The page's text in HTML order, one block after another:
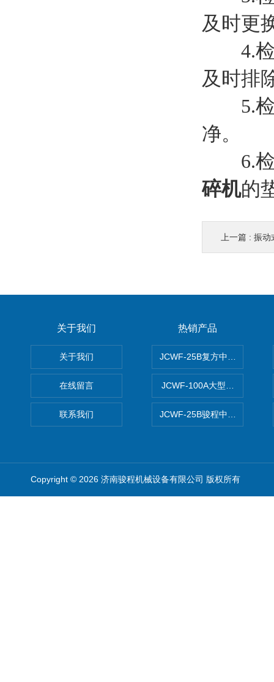
及时更
4.检
及时排
5.检
净。
6.检
碎机的
上一篇 : 振动
关于我们
关于我们
在线留言
联系我们
热销产品
JCWF-25B复方中药材超微粉
JCWF-100A大型中药材超微
JCWF-25B骏程中草药超细粉
Copyright © 2026 济南骏程机械设备有限公司 版权所有